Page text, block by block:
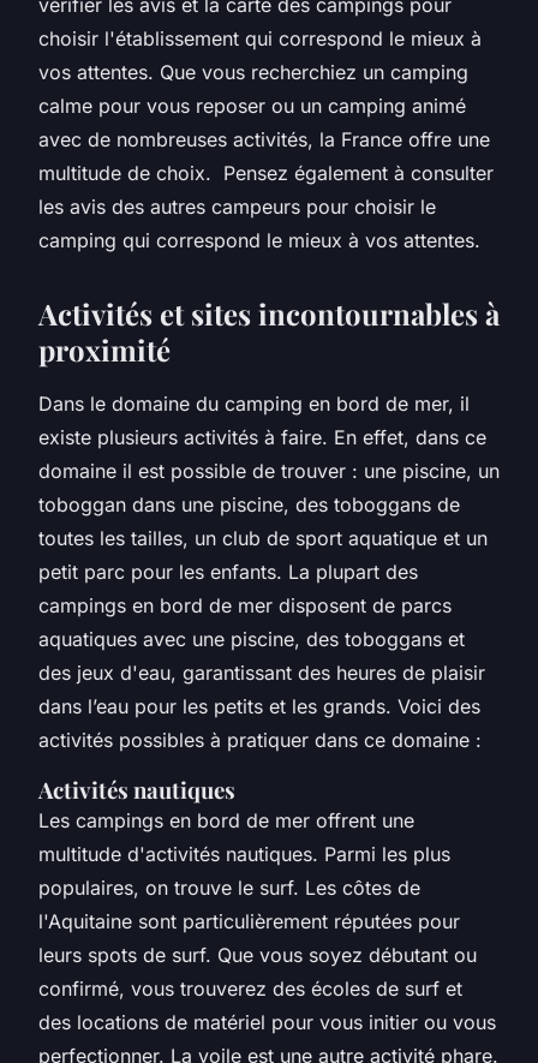
choisir l'établissement qui correspond le mieux à
vos attentes. Que vous recherchiez un camping
calme pour vous reposer ou un camping animé
avec de nombreuses activités, la France offre une
multitude de choix. Pensez également à consulter
les avis des autres campeurs pour choisir le
camping qui correspond le mieux à vos attentes.
Activités et sites incontournables à
proximité
Dans le domaine du camping en bord de mer, il
existe plusieurs activités à faire. En effet, dans ce
domaine il est possible de trouver : une piscine, un
toboggan dans une piscine, des toboggans de
toutes les tailles, un club de sport aquatique et un
petit parc pour les enfants. La plupart des
campings en bord de mer disposent de parcs
aquatiques avec une piscine, des toboggans et
des jeux d'eau, garantissant des heures de plaisir
dans l’eau pour les petits et les grands. Voici des
activités possibles à pratiquer dans ce domaine :
Activités nautiques
Les campings en bord de mer offrent une
multitude d'activités nautiques. Parmi les plus
populaires, on trouve le surf. Les côtes de
l'Aquitaine sont particulièrement réputées pour
leurs spots de surf. Que vous soyez débutant ou
confirmé, vous trouverez des écoles de surf et
des locations de matériel pour vous initier ou vous
perfectionner. La voile est une autre activité phare.